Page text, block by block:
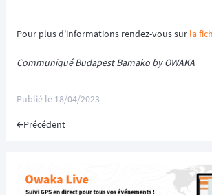
Pour plus d'informations rendez-vous sur la
Communiqué Budapest Bamako by OWAKA
Publié le 18/04/2023
Précédent